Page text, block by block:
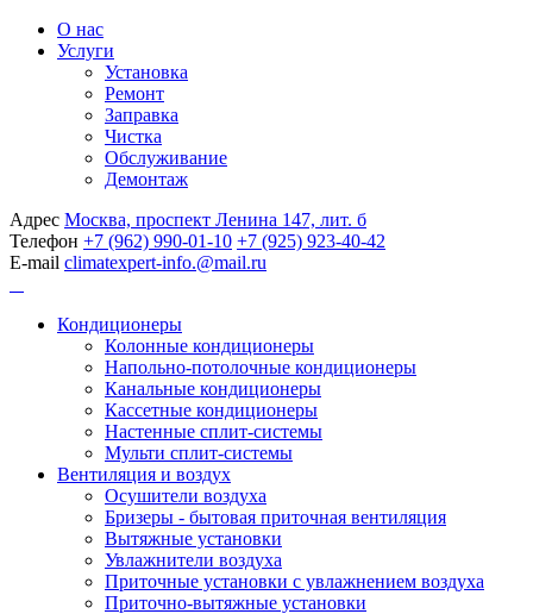
О нас
Услуги
Установка
Ремонт
Заправка
Чистка
Обслуживание
Демонтаж
Адрес Москва, проспект Ленина 147, лит. б
Телефон +7 (962) 990-01-10 +7 (925) 923-40-42
E-mail climatexpert-info.@mail.ru
Кондиционеры
Колонные кондиционеры
Напольно-потолочные кондиционеры
Канальные кондиционеры
Кассетные кондиционеры
Настенные сплит-системы
Мульти сплит-системы
Вентиляция и воздух
Осушители воздуха
Бризеры - бытовая приточная вентиляция
Вытяжные установки
Увлажнители воздуха
Приточные установки с увлажнением воздуха
Приточно-вытяжные установки